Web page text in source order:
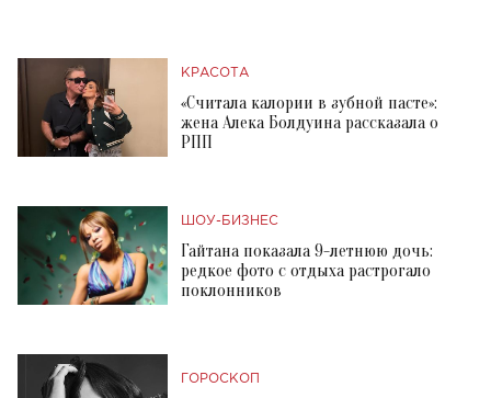
КРАСОТА
«Считала калории в зубной пасте»:
жена Алека Болдуина рассказала о
РПП
ШОУ-БИЗНЕС
Гайтана показала 9-летнюю дочь:
редкое фото с отдыха растрогало
поклонников
ГОРОСКОП